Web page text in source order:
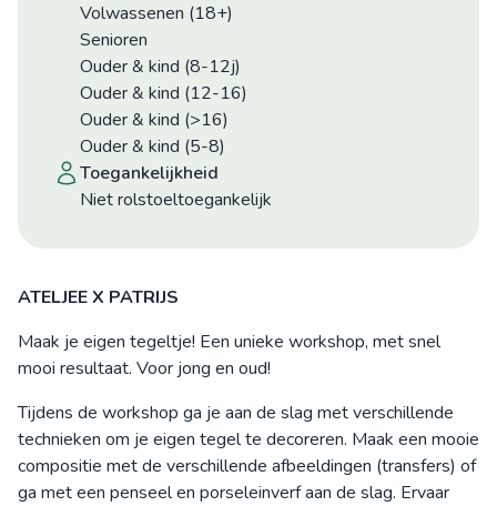
Volwassenen (18+)
Senioren
Ouder & kind (8-12j)
Ouder & kind (12-16)
Ouder & kind (>16)
Ouder & kind (5-8)
toegankelijkheid
niet rolstoeltoegankelijk
ATELJEE X PATRIJS
Maak je eigen tegeltje! Een unieke workshop, met snel
mooi resultaat. Voor jong en oud!
Tijdens de workshop ga je aan de slag met verschillende
technieken om je eigen tegel te decoreren. Maak een mooie
compositie met de verschillende afbeeldingen (transfers) of
ga met een penseel en porseleinverf aan de slag. Ervaar